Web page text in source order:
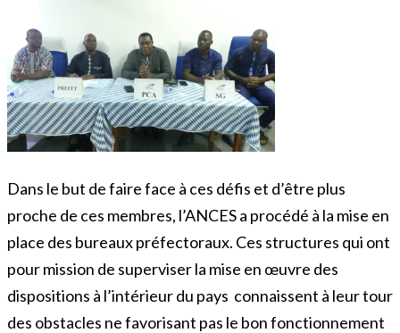
Dans le but de faire face à ces défis et d’être plus
proche de ces membres, l’ANCES a procédé à la mise en
place des bureaux préfectoraux. Ces structures qui ont
pour mission de superviser la mise en œuvre des
dispositions à l’intérieur du pays connaissent à leur tour
des obstacles ne favorisant pas le bon fonctionnement